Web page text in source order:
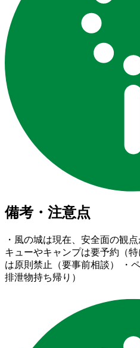
備考・注意点
・風の城は現在、安全面の観
キューやキャンプは要予約（
は原則禁止（要事前相談） ・
排泄物持ち帰り）